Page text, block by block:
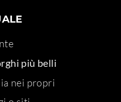
più belli
nei propri